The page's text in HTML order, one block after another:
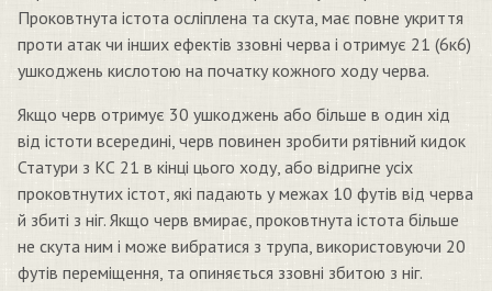
Проковтнута істота осліплена та скута, має повне укриття
проти атак чи інших ефектів ззовні черва і отримує 21 (6к6)
ушкоджень кислотою на початку кожного ходу черва.
Якщо черв отримує 30 ушкоджень або більше в один хід
від істоти всередині, черв повинен зробити рятівний кидок
Статури з КС 21 в кінці цього ходу, або відригне усіх
проковтнутих істот, які падають у межах 10 футів від черва
й збиті з ніг. Якщо черв вмирає, проковтнута істота більше
не скута ним і може вибратися з трупа, використовуючи 20
футів переміщення, та опиняється ззовні збитою з ніг.